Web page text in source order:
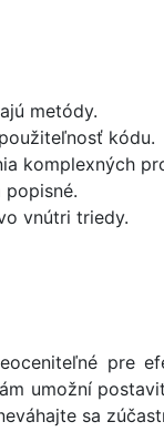
metódy.
kódu.
komplexných
vnútri triedy.
pre
umožní
sa